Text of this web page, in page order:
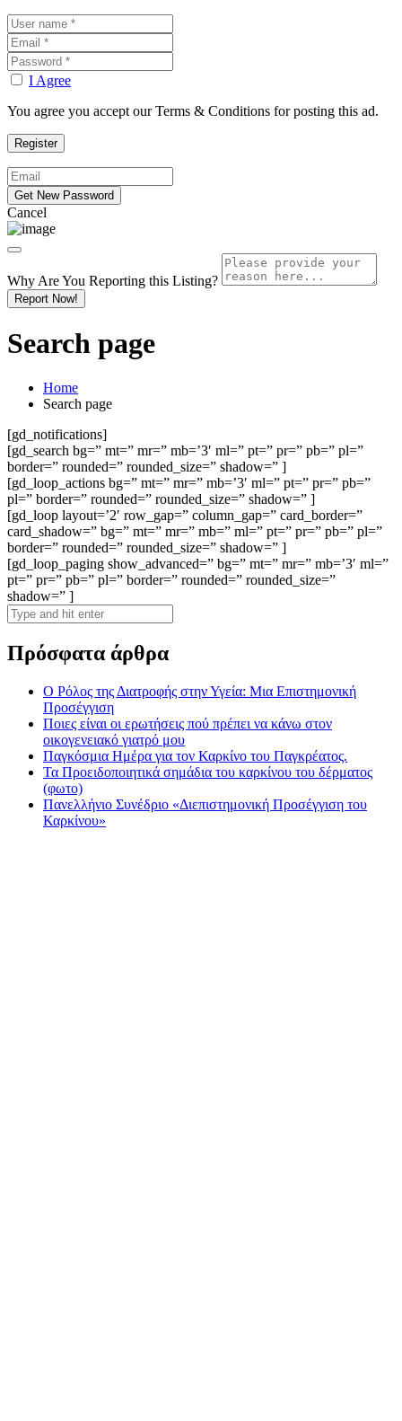
I Agree
You agree you accept our Terms & Conditions for posting this ad.
Cancel
Why Are You Reporting this Listing?
Report Now!
Search page
Home
Search page
[gd_notifications]
[gd_search bg=” mt=” mr=” mb=’3′ ml=” pt=” pr=” pb=” pl=”
border=” rounded=” rounded_size=” shadow=” ]
[gd_loop_actions bg=” mt=” mr=” mb=’3′ ml=” pt=” pr=” pb=”
pl=” border=” rounded=” rounded_size=” shadow=” ]
[gd_loop layout=’2′ row_gap=” column_gap=” card_border=”
card_shadow=” bg=” mt=” mr=” mb=” ml=” pt=” pr=” pb=” pl=”
border=” rounded=” rounded_size=” shadow=” ]
[gd_loop_paging show_advanced=” bg=” mt=” mr=” mb=’3′ ml=”
pt=” pr=” pb=” pl=” border=” rounded=” rounded_size=”
shadow=” ]
Πρόσφατα άρθρα
Ο Ρόλος της Διατροφής στην Υγεία: Μια Επιστημονική
Προσέγγιση
Ποιες είναι οι ερωτήσεις πού πρέπει να κάνω στον
οικογενειακό γιατρό μου
Παγκόσμια Ημέρα για τον Καρκίνο του Παγκρέατος.
Τα Προειδοποιητικά σημάδια του καρκίνου του δέρματος
(φωτο)
Πανελλήνιο Συνέδριο «Διεπιστημονική Προσέγγιση του
Καρκίνου»